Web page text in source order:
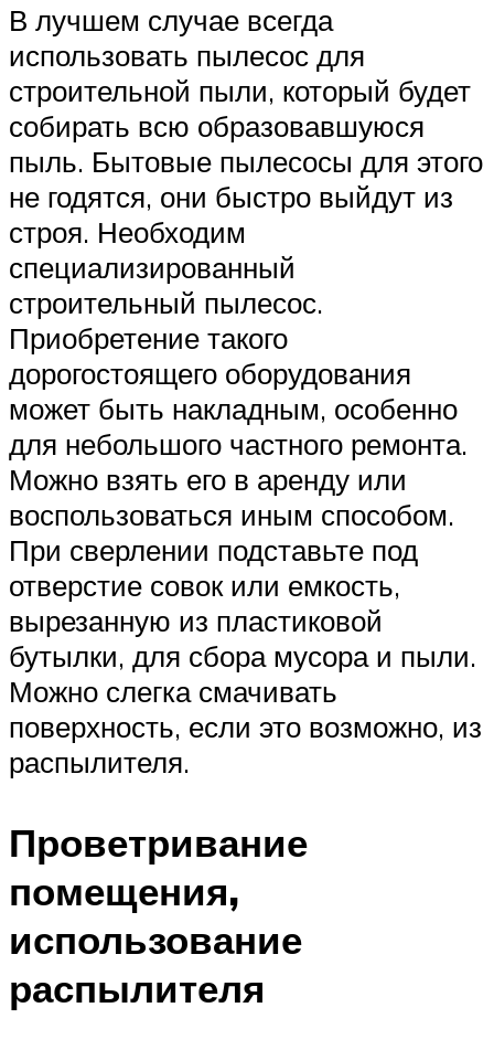
В лучшем случае всегда
использовать пылесос для
строительной пыли, который будет
собирать всю образовавшуюся
пыль. Бытовые пылесосы для этого
не годятся, они быстро выйдут из
строя. Необходим
специализированный
строительный пылесос.
Приобретение такого
дорогостоящего оборудования
может быть накладным, особенно
для небольшого частного ремонта.
Можно взять его в аренду или
воспользоваться иным способом.
При сверлении подставьте под
отверстие совок или емкость,
вырезанную из пластиковой
бутылки, для сбора мусора и пыли.
Можно слегка смачивать
поверхность, если это возможно, из
распылителя.
Проветривание
помещения,
использование
распылителя